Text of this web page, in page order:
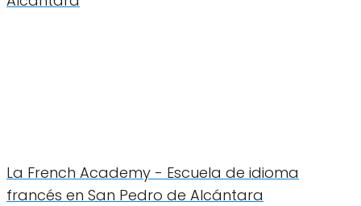
La French Academy - Escuela de idioma
francés en San Pedro de Alcántara